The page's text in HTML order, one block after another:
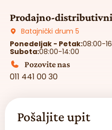
Prodajno-
Batajnički drum 5
Ponedeljak - Petak:08:00-
Subota:08:00-14:00
Pozovite nas
011 441 00 30
Pošaljite upit